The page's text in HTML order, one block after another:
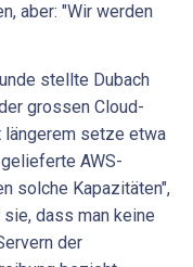
aber: "Wir werden
stellte Dubach
grossen Cloud-
setze etwa
AWS-
solche Kapazitäten",
dass man keine
der